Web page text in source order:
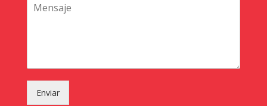
Enviar